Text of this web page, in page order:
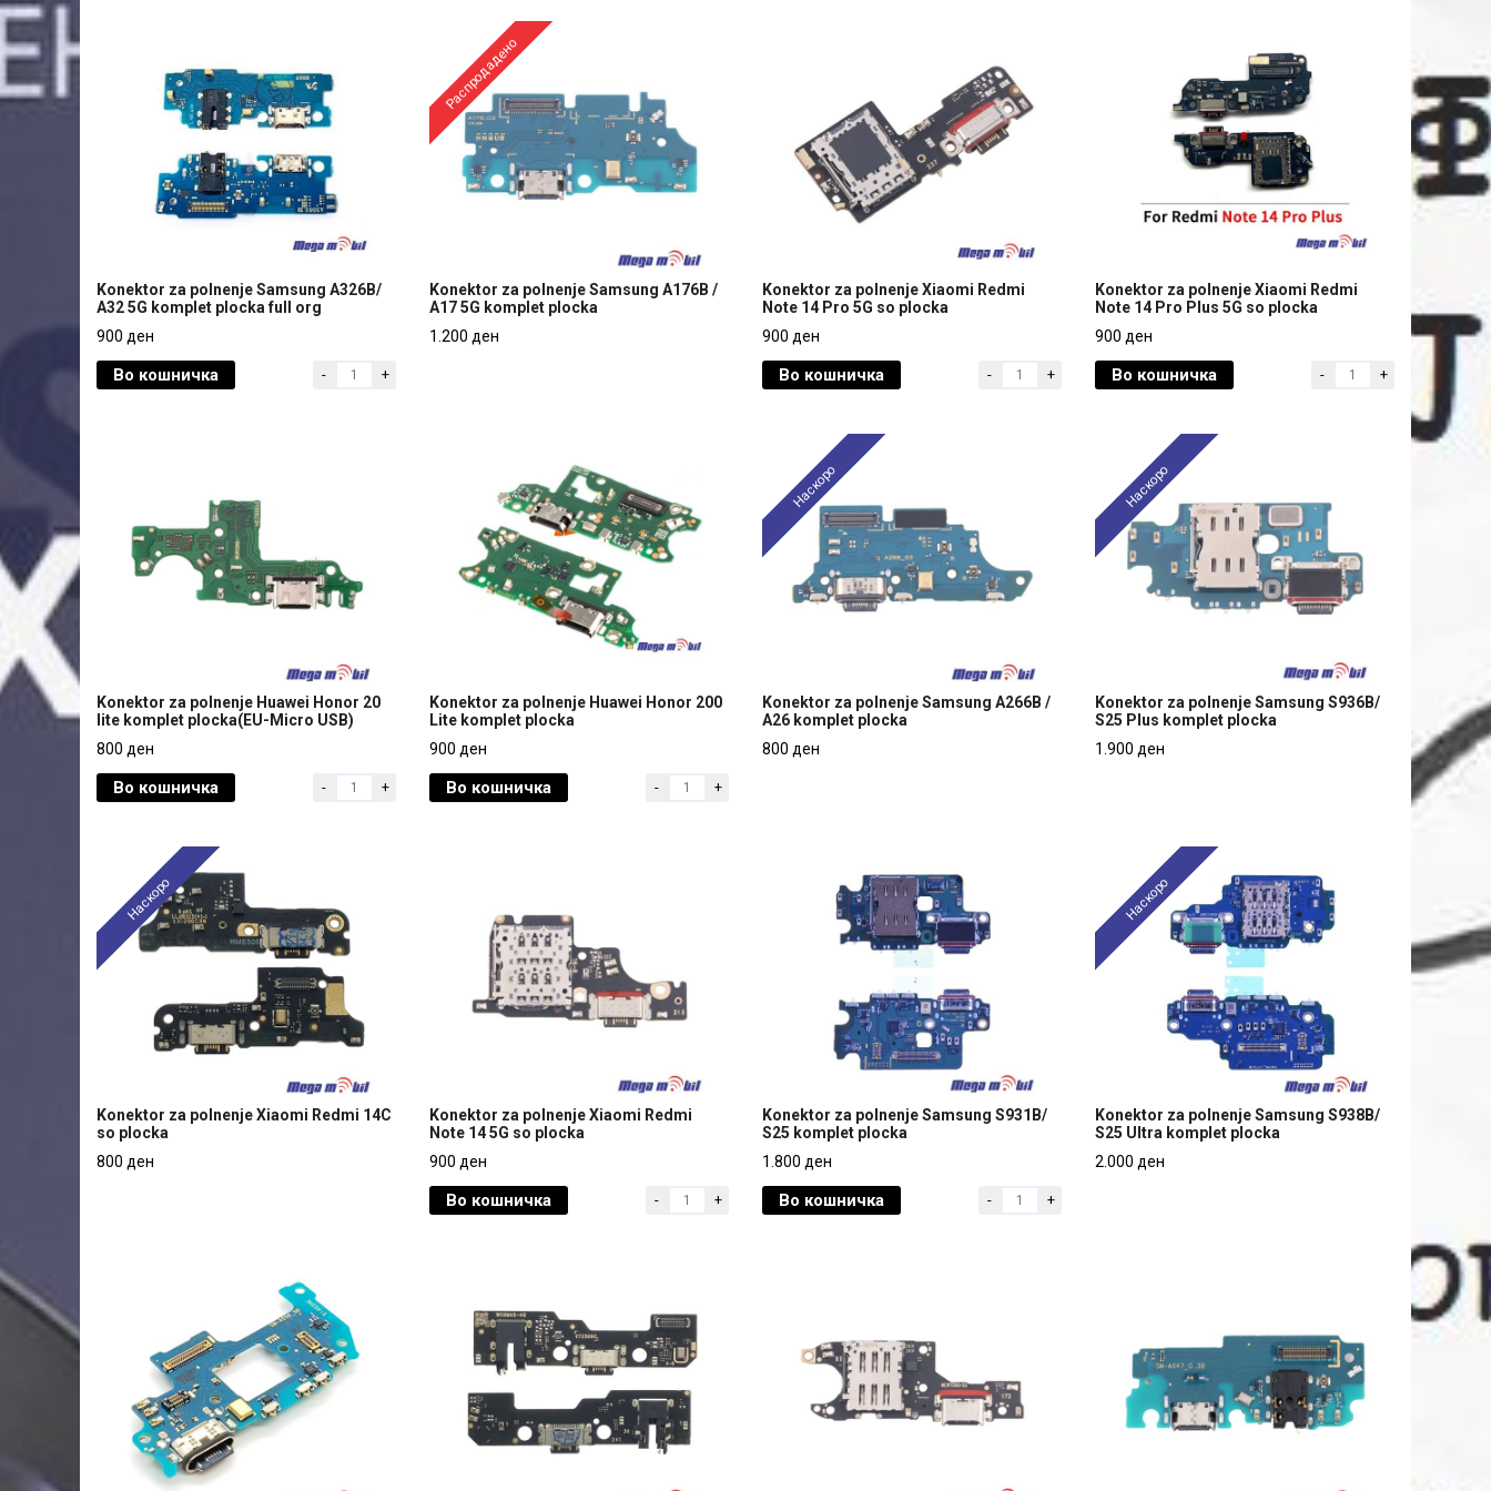
Konektor za polnenje Samsung A326B/
900 ден
Konektor za polnenje Samsung A326B/
A32 5G komplet plocka full org
900 ден
Во кошничка - +
Распродадено
Konektor za polnenje Samsung A176B /
Konektor za polnenje Samsung A176B /
A17 5G komplet plocka
1.200 ден
Konektor za polnenje Xiaomi Redmi
900 ден
Konektor za polnenje Xiaomi Redmi
Note 14 Pro 5G so plocka
900 ден
Во кошничка - +
Konektor za polnenje Xiaomi Redmi
900 ден
Konektor za polnenje Xiaomi Redmi
Note 14 Pro Plus 5G so plocka
900 ден
Во кошничка - +
Konektor za polnenje Huawei Honor 20
800 ден
Konektor za polnenje Huawei Honor 20
lite komplet plocka(EU-Micro USB)
800 ден
Во кошничка - +
Konektor za polnenje Huawei Honor 200
900 ден
Konektor za polnenje Huawei Honor 200
Lite komplet plocka
900 ден
Во кошничка - +
Наскоро
Konektor za polnenje Samsung A266B /
Konektor za polnenje Samsung A266B /
A26 komplet plocka
800 ден
Наскоро
Konektor za polnenje Samsung S936B/
Konektor za polnenje Samsung S936B/
S25 Plus komplet plocka
1.900 ден
Наскоро
Konektor za polnenje Xiaomi Redmi 14C
Konektor za polnenje Xiaomi Redmi 14C
so plocka
800 ден
Konektor za polnenje Xiaomi Redmi
900 ден
Konektor za polnenje Xiaomi Redmi
Note 14 5G so plocka
900 ден
Во кошничка - +
Konektor za polnenje Samsung S931B/
1.800 ден
Konektor za polnenje Samsung S931B/
S25 komplet plocka
1.800 ден
Во кошничка - +
Наскоро
Konektor za polnenje Samsung S938B/
Konektor za polnenje Samsung S938B/
S25 Ultra komplet plocka
2.000 ден